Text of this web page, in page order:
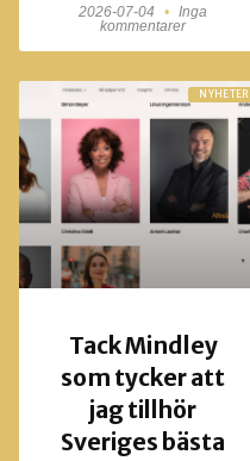
2026-07-04
Inga
kommentarer
NYHETER
Tack Mindley
som tycker att
jag tillhör
Sveriges bästa